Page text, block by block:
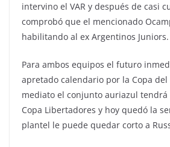
intervino el VAR y después de casi
comprobó que el mencionado
habilitando al ex Argentinos Juniors.
Para ambos equipos el futuro
apretado calendario por la Copa
mediato el conjunto auriazul
Copa Libertadores y hoy quedó la
plantel le puede quedar corto a